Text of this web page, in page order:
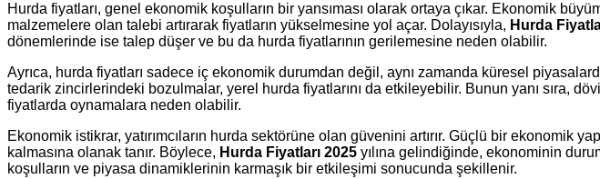
Hurda fiyatları, genel ekonomik koşulların bir yansıması olarak ortaya çıkar. Ekonomik
malzemelere olan talebi artırarak fiyatların yükselmesine yol açar. Dolayısıyla, Hurda
dönemlerinde ise talep düşer ve bu da hurda fiyatlarının gerilemesine neden olabilir.
Ayrıca, hurda fiyatları sadece iç ekonomik durumdan değil, aynı zamanda küresel
tedarik zincirlerindeki bozulmalar, yerel hurda fiyatlarını da etkileyebilir. Bunun yanı sıra,
fiyatlarda oynamalara neden olabilir.
Ekonomik istikrar, yatırımcıların hurda sektörüne olan güvenini artırır. Güçlü bir ekonomik
kalmasına olanak tanır. Böylece, Hurda Fiyatları 2025 yılına gelindiğinde, ekonominin
koşulların ve piyasa dinamiklerinin karmaşık bir etkileşimi sonucunda şekillenir.